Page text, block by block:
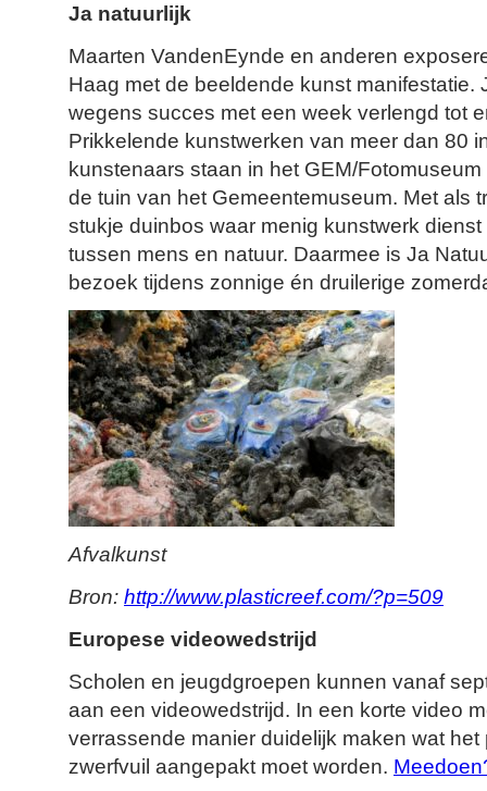
Ja natuurlijk
Maarten VandenEynde en anderen
Haag met de beeldende kunst manifestatie.
wegens succes met een week verlengd tot
Prikkelende kunstwerken van meer dan 80
kunstenaars staan in het GEM/
de tuin van het Gemeentemuseum. Met als
stukje duinbos waar menig kunstwerk
tussen mens en natuur. Daarmee is Ja
bezoek tijdens zonnige én druilerige
Afvalkunst
Bron: http://www.plasticreef.com/?p=509
Europese videowedstrijd
Scholen en jeugdgroepen kunnen vanaf
aan een videowedstrijd. In een korte video
verrassende manier duidelijk maken wat
zwerfvuil aangepakt moet worden.